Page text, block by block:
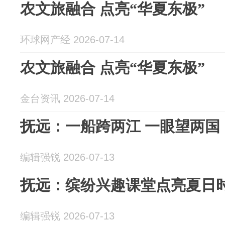
农文旅融合 点亮“华夏东极”
环球网产经 2026-07-14
农文旅融合 点亮“华夏东极”
金台资讯 2026-07-14
抚远：一船跨两江 一眼望两国
编辑强锐 2026-07-13
抚远：缤纷兴趣课堂点亮夏日
编辑强锐 2026-07-13